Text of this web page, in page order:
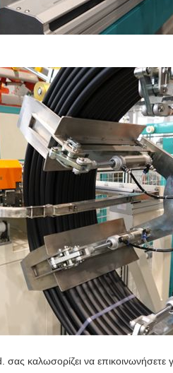
καλωσορίζει να επικοινωνήσετε